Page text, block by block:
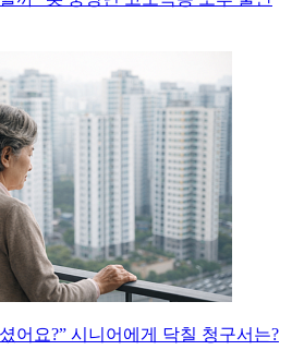
어요?” 시니어에게 닥칠 청구서는?